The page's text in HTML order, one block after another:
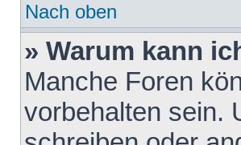
Nach oben
» Warum kann
Manche Foren
vorbehalten sein.